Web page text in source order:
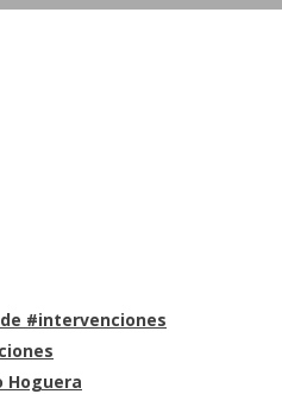
#intervenciones
Hoguera